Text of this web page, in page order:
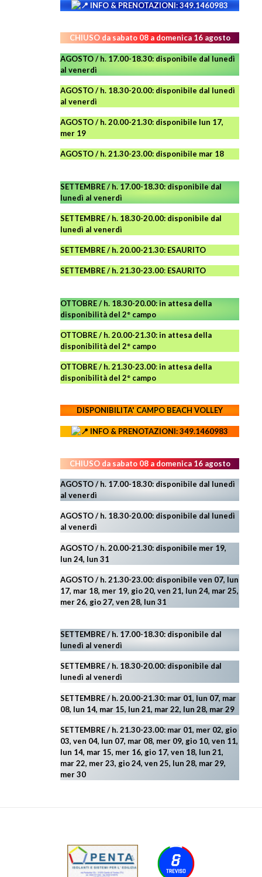
INFO & PRENOTAZIONI: 349.1460983
CHIUSO da sabato 08 a domenica 16 agosto
AGOSTO / h. 17.00-18.30: disponibile dal lunedì
al venerdì
AGOSTO/ h. 18.30-20.00: disponibile dal lunedì
al venerdì
AGOSTO / h. 20.00-21.30: disponibile lun 17,
mer 19
AGOSTO/ h. 21.30-23.00: disponibile mar 18
SETTEMBRE / h. 17.00-18.30: disponibile dal
lunedì al venerdì
SETTEMBRE / h. 18.30-20.00: disponibile dal
lunedì al venerdì
SETTEMBRE / h. 20.00-21.30: ESAURITO
SETTEMBRE / h. 21.30-23.00: ESAURITO
OTTOBRE / h. 18.30-20.00:in attesa della
disponibilità del 2° campo
OTTOBRE / h. 20.00-21.30:in attesa della
disponibilità del 2° campo
OTTOBRE / h. 21.30-23.00:in attesa della
disponibilità del 2° campo
DISPONIBILITA' CAMPOBEACH VOLLEY
INFO & PRENOTAZIONI: 349.1460983
CHIUSO da sabato 08 a domenica 16 agosto
AGOSTO / h. 17.00-18.30: disponibile dal lunedì
al venerdì
AGOSTO/ h. 18.30-20.00: disponibile dal lunedì
al venerdì
AGOSTO / h. 20.00-21.30: disponibile mer 19,
lun 24, lun 31
AGOSTO/ h. 21.30-23.00: disponibile ven 07, lun
17, mar 18, mer 19, gio 20, ven 21, lun 24, mar 25,
mer 26, gio 27, ven 28, lun 31
SETTEMBRE / h. 17.00-18.30: disponibile dal
lunedì al venerdì
SETTEMBRE / h. 18.30-20.00: disponibile dal
lunedì al venerdì
SETTEMBRE / h. 20.00-21.30: mar 01, lun 07, mar
08, lun 14, mar 15, lun 21, mar 22, lun 28, mar 29
SETTEMBRE / h. 21.30-23.00: mar 01, mer 02, gio
03, ven 04, lun 07, mar 08, mer 09, gio 10, ven 11,
lun 14, mar 15, mer 16, gio 17, ven 18, lun 21,
mar 22, mer 23, gio 24, ven 25, lun 28, mar 29,
mer 30